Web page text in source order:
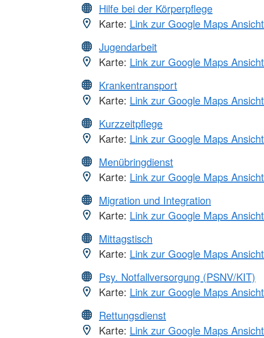
Hilfe bei der Körperpflege
Karte: Link zur Google Maps Ansicht
Jugendarbeit
Karte: Link zur Google Maps Ansicht
Krankentransport
Karte: Link zur Google Maps Ansicht
Kurzzeitpflege
Karte: Link zur Google Maps Ansicht
Menübringdienst
Karte: Link zur Google Maps Ansicht
Migration und Integration
Karte: Link zur Google Maps Ansicht
Mittagstisch
Karte: Link zur Google Maps Ansicht
Psy. Notfallversorgung (PSNV/KIT)
Karte: Link zur Google Maps Ansicht
Rettungsdienst
Karte: Link zur Google Maps Ansicht